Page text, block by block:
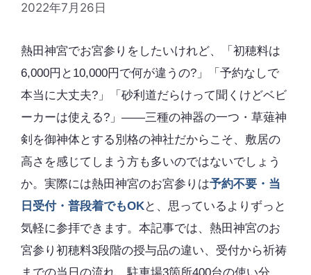
2022年7月26日
熱田神宮でお宮参りをしたいけれど、「初穂料は
6,000円と10,000円で何が違うの?」「予約なしで
本当に大丈夫?」「砂利道だらけって聞くけどベビ
ーカーは使える?」――三種の神器の一つ・草薙神
剣を御神体とする別格の神社だからこそ、敷居の
高さを感じてしまう方も多いのではないでしょう
か。実際には熱田神宮のお宮参りは予約不要・当
日受付・普段着でもOKと、思っているよりずっと
気軽に参拝できます。本記事では、熱田神宮のお
宮参り初穂料3段階の授与品の違い、受付から祈祷